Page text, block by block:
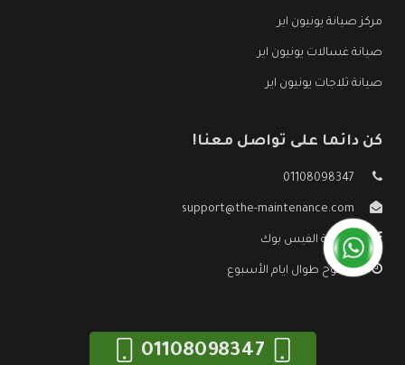
مركز صيانة يونيون اير
صيانة غسالات يونيون اير
صيانة ثلاجات يونيون اير
كن دائما على تواصل معنا!
01108098347
support@the-maintenance.com
صفحة الفيس بوك
مفتوح طوال ايام الأسبوع
01108098347